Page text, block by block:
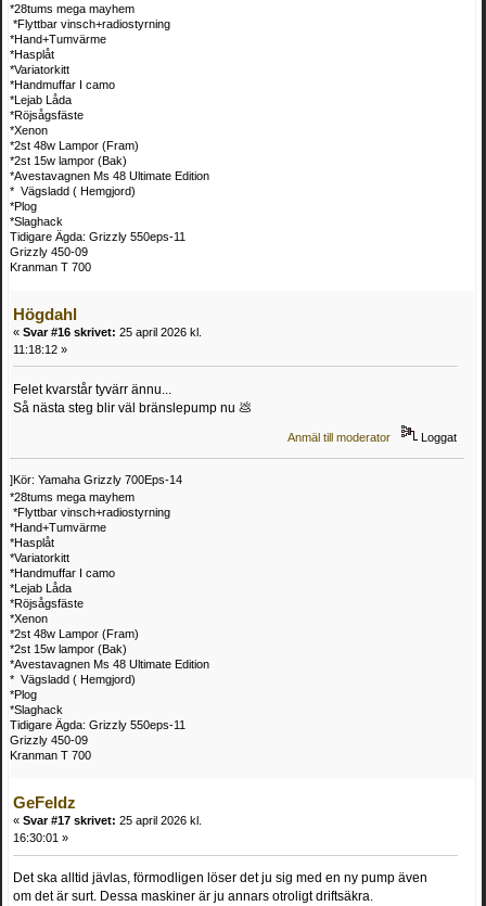
*28tums mega mayhem
*Flyttbar vinsch+radiostyrning
*Hand+Tumvärme
*Hasplåt
*Variatorkitt
*Handmuffar I camo
*Lejab Låda
*Röjsågsfäste
*Xenon
*2st 48w Lampor (Fram)
*2st 15w lampor (Bak)
*Avestavagnen Ms 48 Ultimate Edition
* Vägsladd ( Hemgjord)
*Plog
*Slaghack
Tidigare Ägda: Grizzly 550eps-11
Grizzly 450-09
Kranman T 700
Högdahl
« Svar #16 skrivet: 25 april 2026 kl.
11:18:12 »
Felet kvarstår tyvärr ännu...
Så nästa steg blir väl bränslepump nu 💩
Anmäl till moderator Loggat
]Kör: Yamaha Grizzly 700Eps-14
*28tums mega mayhem
*Flyttbar vinsch+radiostyrning
*Hand+Tumvärme
*Hasplåt
*Variatorkitt
*Handmuffar I camo
*Lejab Låda
*Röjsågsfäste
*Xenon
*2st 48w Lampor (Fram)
*2st 15w lampor (Bak)
*Avestavagnen Ms 48 Ultimate Edition
* Vägsladd ( Hemgjord)
*Plog
*Slaghack
Tidigare Ägda: Grizzly 550eps-11
Grizzly 450-09
Kranman T 700
GeFeldz
« Svar #17 skrivet: 25 april 2026 kl.
16:30:01 »
Det ska alltid jävlas, förmodligen löser det ju sig med en ny pump även
om det är surt. Dessa maskiner är ju annars otroligt driftsäkra.